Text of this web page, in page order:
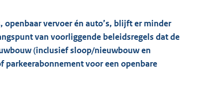
vervoer én auto’s, blijft er minder
van voorliggende beleidsregels dat de
(inclusief sloop/nieuwbouw en
parkeerabonnement voor een openbare